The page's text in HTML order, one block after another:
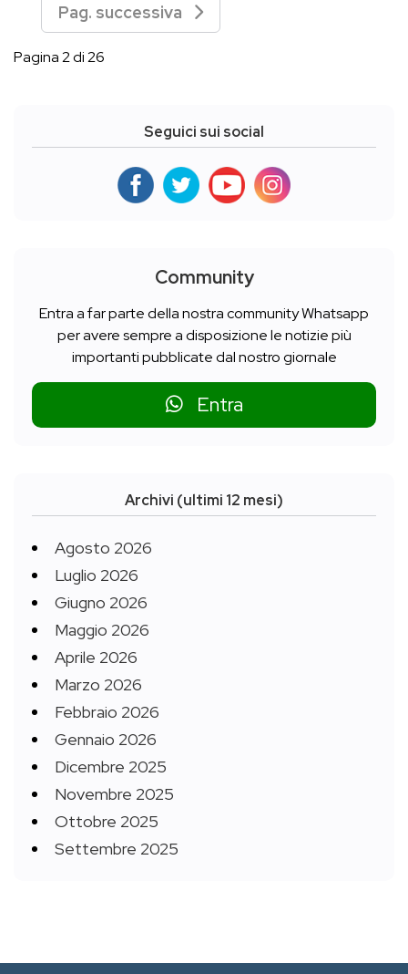
Pag. successiva
Pagina 2 di 26
Seguici sui social
Community
Entra a far parte della nostra community Whatsapp
per avere sempre a disposizione le notizie più
importanti pubblicate dal nostro giornale
Entra
Archivi (ultimi 12 mesi)
Agosto 2026
Luglio 2026
Giugno 2026
Maggio 2026
Aprile 2026
Marzo 2026
Febbraio 2026
Gennaio 2026
Dicembre 2025
Novembre 2025
Ottobre 2025
Settembre 2025